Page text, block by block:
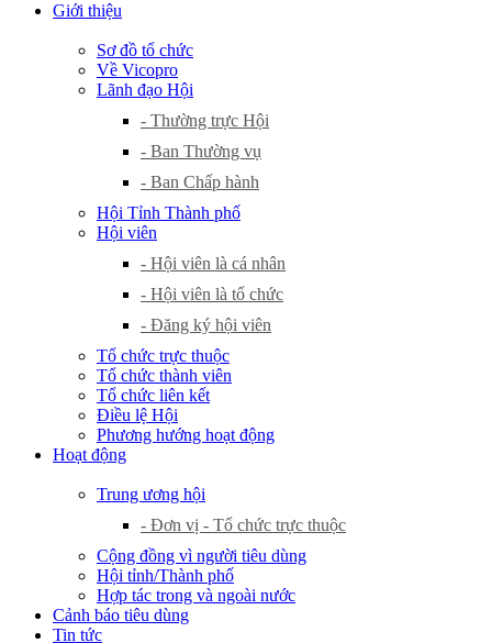
Giới thiệu
Sơ đồ tổ chức
Về Vicopro
Lãnh đạo Hội
- Thường trực Hội
- Ban Thường vụ
- Ban Chấp hành
Hội Tỉnh Thành phố
Hội viên
- Hội viên là cá nhân
- Hội viên là tổ chức
- Đăng ký hội viên
Tổ chức trực thuộc
Tổ chức thành viên
Tổ chức liên kết
Điều lệ Hội
Phương hướng hoạt động
Hoạt động
Trung ương hội
- Đơn vị - Tổ chức trực thuộc
Cộng đồng vì người tiêu dùng
Hội tỉnh/Thành phố
Hợp tác trong và ngoài nước
Cảnh báo tiêu dùng
Tin tức